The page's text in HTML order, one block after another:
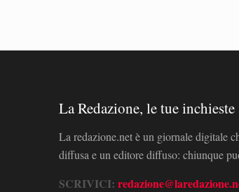
La Redazione, le tue inchieste
La redazione.net è un giornale digitale
diffusa e un editore diffuso: chiunque
SCRIVICI: